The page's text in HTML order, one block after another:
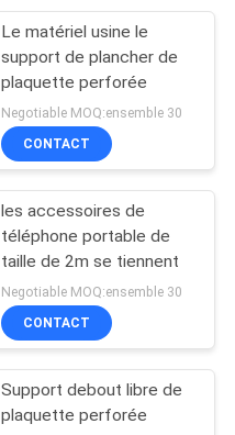
Le matériel usine le
support de plancher de
plaquette perforée
Negotiable MOQ:ensemble 30
CONTACT
les accessoires de
téléphone portable de
taille de 2m se tiennent
Negotiable MOQ:ensemble 30
CONTACT
Support debout libre de
plaquette perforée